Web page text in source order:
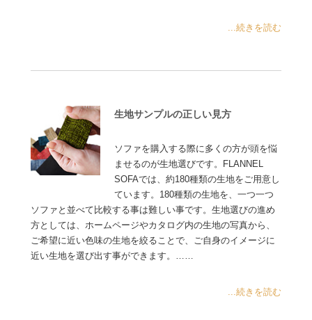
...続きを読む
生地サンプルの正しい見方
ソファを購入する際に多くの方が頭を悩
ませるのが生地選びです。FLANNEL
SOFAでは、約180種類の生地をご用意し
ています。180種類の生地を、一つ一つ
ソファと並べて比較する事は難しい事です。生地選びの進め
方としては、ホームページやカタログ内の生地の写真から、
ご希望に近い色味の生地を絞ることで、ご自身のイメージに
近い生地を選び出す事ができます。……
...続きを読む